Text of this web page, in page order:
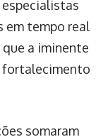
em tempo real
a iminente
fortalecimento
somaram